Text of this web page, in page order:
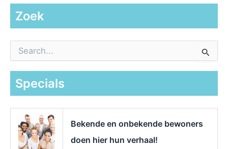
Zoek
a
Specials
Bekende en onbekende bewoners
doen hier hun verhaal!